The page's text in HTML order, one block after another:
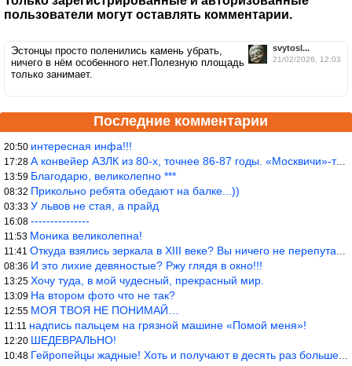
пользователи могут оставлять комментарии.
svytosl...
21/02/2026, 12:03
Эстонцы просто поленились камень убрать,
ничего в нём особенного нет.Полезную площадь
только занимает.
Последние комментарии
20:50 интересная инфа!!!
17:28 А конвейер АЗЛК из 80-х, точнее 86-87 годы. «Москвичи»-то из пер
13:59 Благодарю, великолепно ***
08:32 Прикольно ребята обедают на балке...))
03:33 У львов не стая, а прайд
16:08 ---------------
11:53 Моника великолепна!
11:41 Откуда взялись зеркала в XIII веке? Вы ничего не перепутали?
08:36 И это лихие девяностые? Ржу глядя в окно!!!
13:25 Хочу туда, в мой чудесный, прекрасный мир.
13:09 На втором фото что не так?
12:55 МОЯ ТВОЯ НЕ ПОНИМАЙ…
11:11 надпись пальцем на грязной машине «Помой меня»!
12:20 ШЕДЕВРАЛЬНО!
10:48 Гейропейцы жадные! Хоть и получают в десять раз больше жителей б